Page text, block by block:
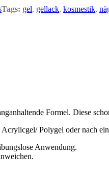
Tags: gel, gellack, kosmestik,
Formel. Diese
Polygel oder nach
Anwendung.